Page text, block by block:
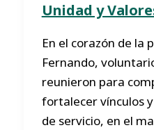
Unidad y
En el corazón de la
Fernando,
reunieron para
fortalecer vínculos
de servicio, en el